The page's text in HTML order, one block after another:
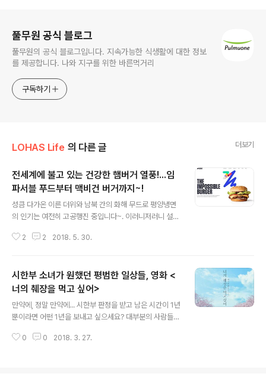
풀무원 공식 블로그
풀무원의 공식 블로그입니다. 지속가능한 식생활에 대한 정보
를 제공합니다. 나와 지구를 위한 바른먹거리
구독하기
LOHAS Life 의 다른 글 더보기
전세계에 불고 있는 건강한 햄버거 열풍!...임
파서블 푸드부터 맥비건 버거까지~!
성큼 다가온 이른 더위와 남북 간의 화해 무드로 평양냉면
의 인기는 여전히 고공행진 중입니다~. 이러니저러니 설왕
는 요즘, 평양냉면에 이어 전 세계인의 입에 조심스레 오르
햄버거가 한번쯤 오르지 않을까~하고 많은 이들이 기대(?)
중인데요, 이는 미국 트럼프 대통령의 지극한 햄버거 사랑
때문이기도 합니다. 햄버거는 사실 패스트푸드, 인스턴트,
정크푸드의 대명사로 불리는 음식. 그간 건강과는 거리가
먼 음식으로 여겨져 왔던 것도 사실인데요, 하지만, 최근 들
어 급변하고 있는 남북 관계, 북미 관계처럼햄버거에도 건
2 2 2018. 5. 30.
시한부 소녀가 원했던 평범한 일상들, 영화 <
너의 췌장을 먹고 싶어>
만약에, 정말 만약에... 시한부 판정을 받고 남은 시간이 1년
뿐이라면 어떤 1년을 보내고 싶으세요? 대부분의 사람들은
못했던 것들을 할테죠. 하지만 이 영화 의 여주인공은 주변
0 0 2018. 3. 27.